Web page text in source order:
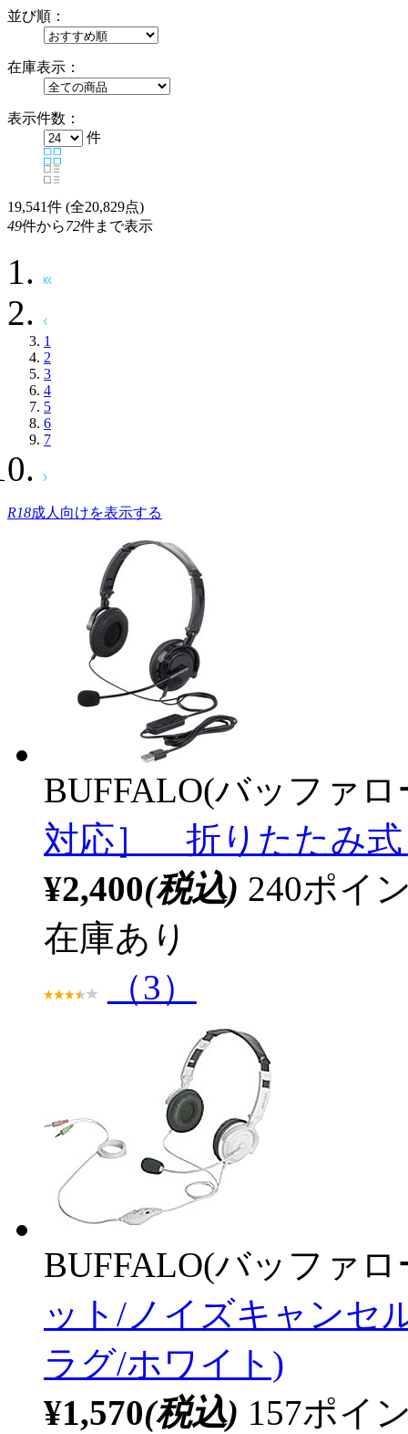
並び順：
在庫表示：
表示件数：
件
19,541件 (全20,829点)
49件から72件まで表示
1
2
3
4
5
6
7
R18成人向けを表示する
BUFFALO(バッファロ
対応］ 折りたたみ
¥2,400(税込) 240ポイ
在庫あり
（3）
BUFFALO(バッファロ
ット/ノイズキャンセ
ラグ/ホワイト)
¥1,570(税込) 157ポイ